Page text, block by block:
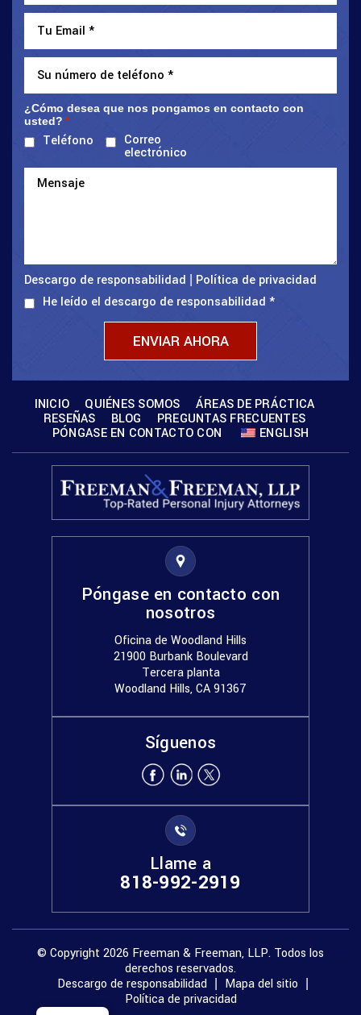
¿Cómo desea que nos pongamos en contacto con
usted? *
Teléfono Correo
electrónico
Descargo de responsabilidad
Política de privacidad
He leído el descargo de responsabilidad *
INICIO QUIÉNES SOMOS
ÁREAS DE PRÁCTICA
RESEÑAS
BLOG
PREGUNTAS FRECUENTES
PÓNGASE EN CONTACTO CON
ENGLISH
Póngase en contacto con
nosotros
Oficina de Woodland Hills
21900 Burbank Boulevard
Tercera planta
Woodland Hills, CA 91367
Síguenos
Llame a
818-992-2919
© Copyright 2026 Freeman & Freeman, LLP. Todos los
derechos reservados.
Descargo de responsabilidad
Mapa del sitio
Política de privacidad